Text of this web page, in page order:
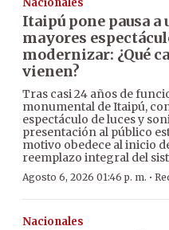
Nacionales
Itaipú pone pausa a
mayores
modernizar: ¿Qué
vienen?
Tras casi 24 años de
monumental de Itaipú,
espectáculo de luces y
presentación al público
motivo obedece al inicio
reemplazo integral del
Agosto 6, 2026 01:46 p. m. ·
Nacionales